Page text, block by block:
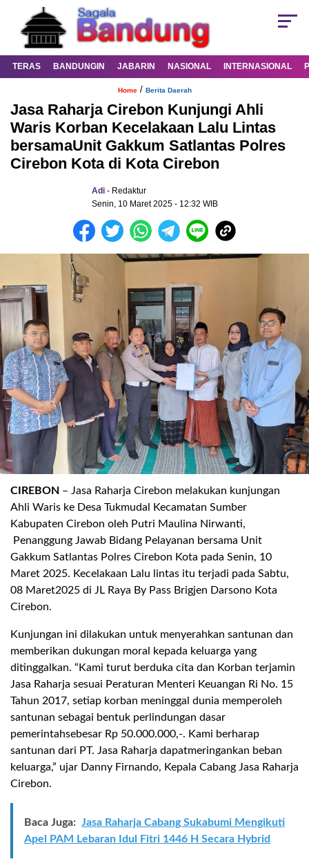
TERAS BANDUNGIN JABARIN NASIONAL INTERNASIONAL
Home/ Berita Daerah
Jasa Raharja Cirebon Kunjungi Ahli
Waris Korban Kecelakaan Lalu Lintas
bersamaUnit Gakkum Satlantas Polres
Cirebon Kota di Kota Cirebon
Adi - Redaktur
Senin, 10 Maret 2025 - 12:32 WIB
CIREBON – Jasa Raharja Cirebon melakukan kunjungan
Ahli Waris ke Desa Tukmudal Kecamatan Sumber
Kabupaten Cirebon oleh Putri Maulina Nirwanti,
Penanggung Jawab Bidang Pelayanan bersama Unit
Gakkum Satlantas Polres Cirebon Kota pada Senin, 10
Maret 2025. Kecelakaan Lalu lintas itu terjadi pada Sabtu,
08 Maret2025 di JL Raya By Pass Brigjen Darsono Kota
Cirebon.
Kunjungan ini dilakukan untuk menyerahkan santunan dan
memberikan dukungan moral kepada keluarga yang
ditinggalkan. “Kami turut berduka cita dan Korban terjamin
Jasa Raharja sesuai Peraturan Menteri Keuangan Ri No. 15
Tahun 2017, setiap korban meninggal dunia memperoleh
santunan sebagai bentuk perlindungan dasar
pemerintahsebesar Rp 50.000.000,-. Kami berharap
santunan dari PT. Jasa Raharja dapatmeringankan beban
keluarga,” ujar Danny Firnando, Kepala Cabang Jasa Raharja
Cirebon.
Baca Juga: Jasa Raharja Cabang Sukabumi Mengikuti
Apel PAM Lebaran Idul Fitri 1446 H Secara Hybrid
.